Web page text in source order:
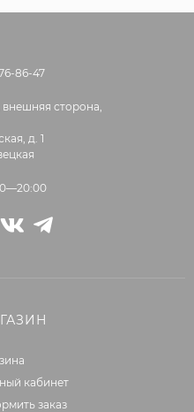
86-47
сторона,
д. 1
кабинет
заказ